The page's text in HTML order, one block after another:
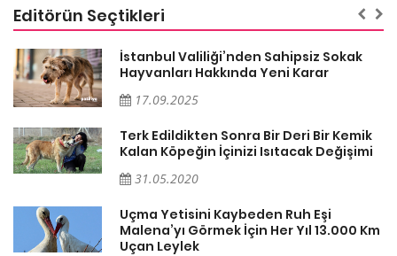
Editörün Seçtikleri
İstanbul Valiliği’nden Sahipsiz Sokak
Hayvanları Hakkında Yeni Karar
17.09.2025
Terk Edildikten Sonra Bir Deri Bir Kemik
Kalan Köpeğin İçinizi Isıtacak Değişimi
31.05.2020
Uçma Yetisini Kaybeden Ruh Eşi
Malena’yı Görmek İçin Her Yıl 13.000 Km
Uçan Leylek